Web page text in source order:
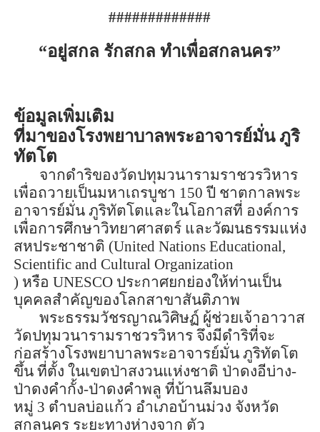
#############
“อยู่สกล รักสกล ทำเพื่อสกลนคร”
ข้อมูลเพิ่มเติม
ที่มาของโรงพยาบาลพระอาจารย์มั่น ภูริ
ทัตโต
จากดำริของวัดปทุมวนารามราชวรวิหาร
เพื่อถวายเป็นมหาเถรบูชา 150 ปี ชาตกาลพระ
อาจารย์มั่น ภูริทัตโตและในโอกาสที่ องค์การ
เพื่อการศึกษาวิทยาศาสตร์ และวัฒนธรรมแห่ง
สหประชาชาติ (United Nations Educational,
Scientific and Cultural Organization
) หรือ UNESCO ประกาศยกย่องให้ท่านเป็น
บุคคลสำคัญของโลกสาขาสันติภาพ
พระธรรมวัชรญาณวิศิษฏ์ ผู้ช่วยเจ้าอาวาส
วัดปทุมวนารามราชวรวิหาร จึงมีดำริที่จะ
ก่อสร้างโรงพยาบาลพระอาจารย์มั่น ภูริทัตโต
ขึ้น ที่ตั้ง ในเขตป่าสงวนแห่งชาติ ป่าดงอีบ่าง-
ป่าดงคำกั้ง-ป่าดงคำพลู ที่บ้านลึมบอง
หมู่ 3 ตำบลบ่อแก้ว อำเภอบ้านม่วง จังหวัด
สกลนคร ระยะทางห่างจาก ตัว